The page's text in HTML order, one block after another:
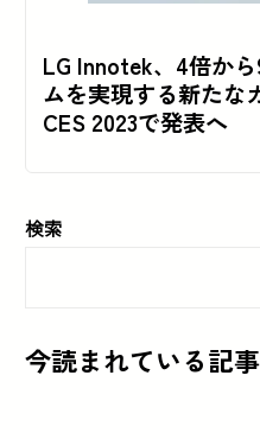
LG Innotek、4倍か
ムを実現する新たな
CES 2023で発表へ
検索
今読まれている記事